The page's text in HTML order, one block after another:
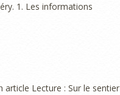
1. Les informations
Lecture : Sur le sentier